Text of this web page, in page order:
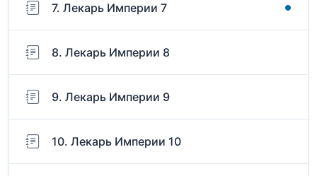
7. Лекарь Империи 7
8. Лекарь Империи 8
9. Лекарь Империи 9
10. Лекарь Империи 10